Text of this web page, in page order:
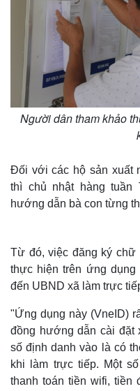
Người dân tham khảo
Đối với các hộ sản xuất
thì chủ nhật hàng tuần
hướng dẫn bà con từng
Từ đó, việc đăng ký chữ
thực hiện trên ứng
đến UBND xã làm trực
"Ứng dụng này (VneID)
đồng hướng dẫn cài đặt
số định danh vào là có
khi làm trực tiếp. Một
thanh toán tiền wifi,